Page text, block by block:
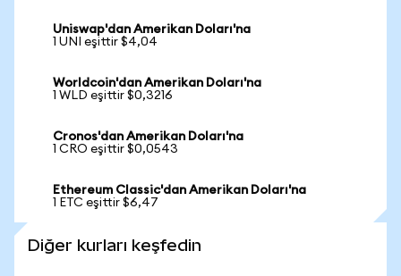
Uniswap'dan Amerikan Doları'na
1 UNI eşittir $4,04
Worldcoin'dan Amerikan Doları'na
1 WLD eşittir $0,3216
Cronos'dan Amerikan Doları'na
1 CRO eşittir $0,0543
Ethereum Classic'dan Amerikan Doları'na
1 ETC eşittir $6,47
Diğer kurları keşfedin